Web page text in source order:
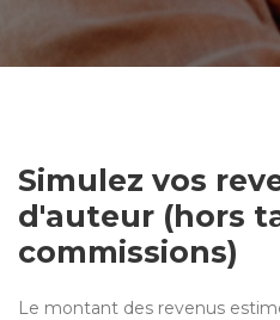
Simulez vos
d'auteur (hors
commissions)
Le montant des revenus